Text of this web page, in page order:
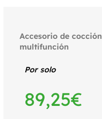
Accesorio de cocción
multifunción
Por solo
89,25€